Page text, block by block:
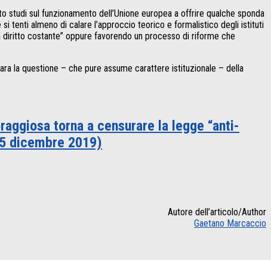
sul funzionamento dell’Unione europea a offrire qualche sponda
tenti almeno di calare l’approccio teorico e formalistico degli istituti
diritto costante” oppure favorendo un processo di riforme che
la questione – che pure assume carattere istituzionale – della
torna a censurare la legge “anti-
dicembre 2019)
Autore dell’articolo/Author
Gaetano Marcaccio